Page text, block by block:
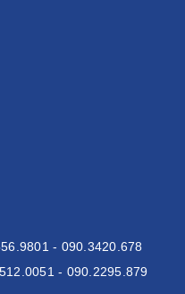
- 090.3420.678
- 090.2295.879